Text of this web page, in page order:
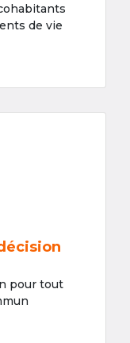
de vie
pour tout